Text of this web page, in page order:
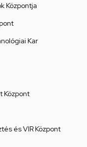
Központja
Kar
Központ
és VIR Központ